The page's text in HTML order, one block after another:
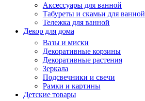
Аксессуары для ванной
Табуреты и скамьи для ванной
Тележка для ванной
Декор для дома
Вазы и миски
Декоративные корзины
Декоративные растения
Зеркала
Подсвечники и свечи
Рамки и картины
Детские товары